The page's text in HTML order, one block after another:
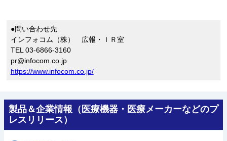
●問い合わせ先
インフォコム（株） 広報・ＩＲ室
TEL 03-6866-3160
pr@infocom.co.jp
https://www.infocom.co.jp/
製品＆企業情報（医療機器・医療メーカーなどのプ
レスリリース）